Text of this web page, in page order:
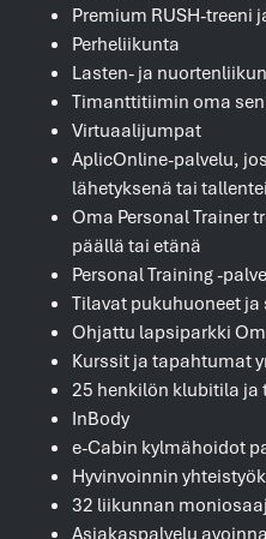
Premium RUSH-treeni
Perheliikunta
Lasten- ja
Timanttitiimin oma
Virtuaalijumpat
AplicOnline-palvelu,
lähetyksenä tai
Oma Personal Trainer
päällä tai etänä
Personal Training -
Tilavat pukuhuoneet
Ohjattu lapsiparkki
Kurssit ja tapahtumat
25 henkilön klubitila ja
InBody
e-Cabin kylmähoidot
Hyvinvoinnin
32 liikunnan
Asiakaspalvelu